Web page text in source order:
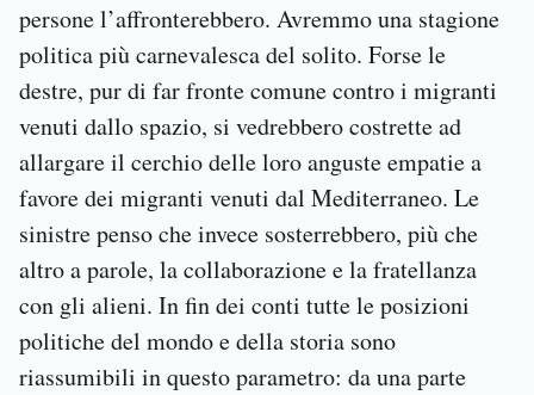
persone l’affronterebbero. Avremmo una stagione
politica più carnevalesca del solito. Forse le
destre, pur di far fronte comune contro i migranti
venuti dallo spazio, si vedrebbero costrette ad
allargare il cerchio delle loro anguste empatie a
favore dei migranti venuti dal Mediterraneo. Le
sinistre penso che invece sosterrebbero, più che
altro a parole, la collaborazione e la fratellanza
con gli alieni. In fin dei conti tutte le posizioni
politiche del mondo e della storia sono
riassumibili in questo parametro: da una parte